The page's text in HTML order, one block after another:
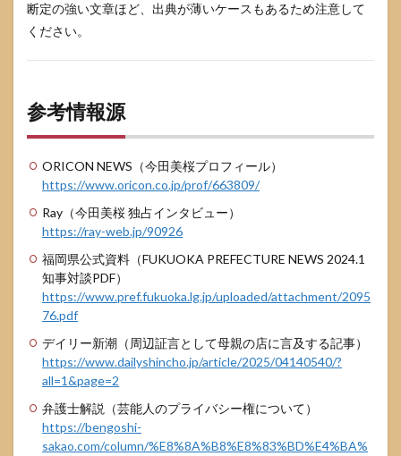
断定の強い文章ほど、出典が薄いケースもあるため注意して
ください。
参考情報源
ORICON NEWS（今田美桜プロフィール）
https://www.oricon.co.jp/prof/663809/
Ray（今田美桜 独占インタビュー）
https://ray-web.jp/90926
福岡県公式資料（FUKUOKA PREFECTURE NEWS 2024.1
知事対談PDF）
https://www.pref.fukuoka.lg.jp/uploaded/attachment/2095
76.pdf
デイリー新潮（周辺証言として母親の店に言及する記事）
https://www.dailyshincho.jp/article/2025/04140540/?
all=1&page=2
弁護士解説（芸能人のプライバシー権について）
https://bengoshi-
sakao.com/column/%E8%8A%B8%E8%83%BD%E4%BA%